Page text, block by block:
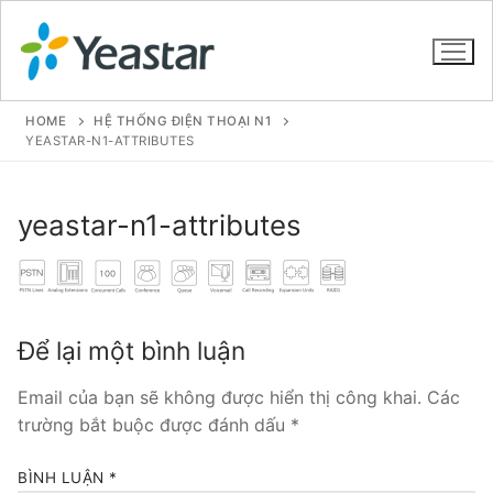
SẢN PHẨM
VOIP PBX FOR SME
Tổng đài VoIP Yeastar S412
Tổng đài VoIP Yeastar S20
Tổng đài VoIP Yeastar S50
Tổng đài VoIP Yeastar S100
HOME
HỆ THỐNG ĐIỆN THOẠI N1
YEASTAR-N1-ATTRIBUTES
yeastar-n1-attributes
Để lại một bình luận
Email của bạn sẽ không được hiển thị công khai. Các
trường bắt buộc được đánh dấu *
BÌNH LUẬN *